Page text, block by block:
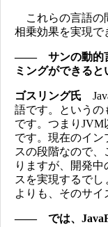
これらの言語の
相乗効果を実現で
―― サンの動的言
ミングができると
ゴスリング氏
語です。というの
です。つまり
です。現在のイン
スの段階なので
りますが、開発
スを実現するで
よりも、そのサイ
―― では、